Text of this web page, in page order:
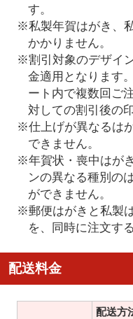
す。
※私製年賀はがき、
かかりません。
※割引対象のデザイ
金適用となります
ート内で複数回ご
対しての割引後の
※仕上げが異なるは
できません。
※年賀状・喪中はが
ンの異なる種別の
ができません。
※郵便はがきと私製
を、同時に注文す
配送料金
配送方